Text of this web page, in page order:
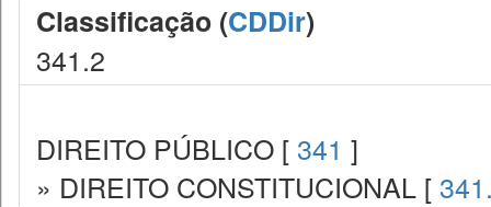
Classificação (CDDir)
341.2
DIREITO PÚBLICO [ 341 ]
» DIREITO CONSTITUCIONAL [